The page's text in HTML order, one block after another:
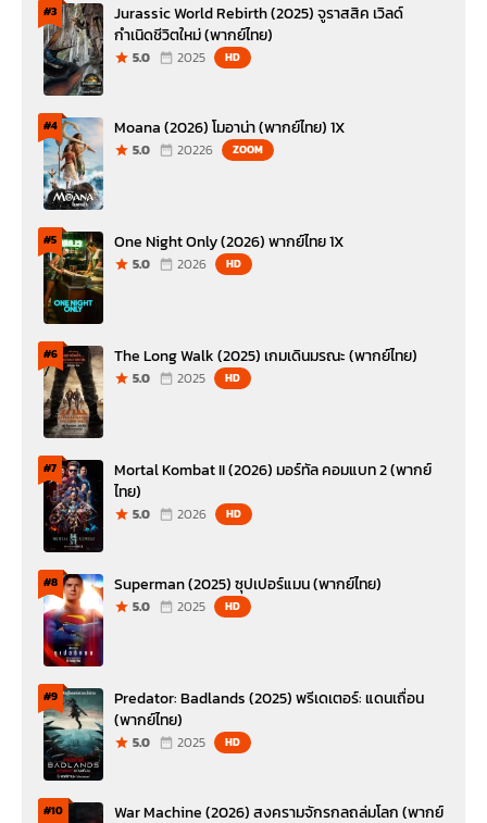
#3
Jurassic World Rebirth (2025) จูราสสิค เวิลด์
กำเนิดชีวิตใหม่ (พากย์ไทย)
5.0 2025 HD
#4 Moana (2026) โมอาน่า (พากย์ไทย) 1X
5.0 20226 ZOOM
#5 One Night Only (2026) พากย์ไทย 1X
5.0 2026 HD
#6 The Long Walk (2025) เกมเดินมรณะ (พากย์ไทย)
5.0 2025 HD
#7
Mortal Kombat II (2026) มอร์ทัล คอมแบท 2 (พากย์
ไทย)
5.0 2026 HD
#8 Superman (2025) ซุปเปอร์แมน (พากย์ไทย)
5.0 2025 HD
#9
Predator: Badlands (2025) พรีเดเตอร์: แดนเถื่อน
(พากย์ไทย)
5.0 2025 HD
#10
War Machine (2026) สงครามจักรกลถล่มโลก (พากย์